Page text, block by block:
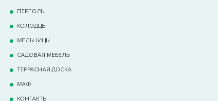
ПЕРГОЛЫ
КОЛОДЦЫ
МЕЛЬНИЦЫ
САДОВАЯ МЕБЕЛЬ
ТЕРРАCНАЯ ДОСКА
МАФ
КОНТАКТЫ